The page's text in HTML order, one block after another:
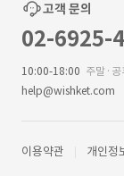
고객 문의
02-6925-
10:00-18:00 주말·공
help@wishket.com
이용약관 개인정